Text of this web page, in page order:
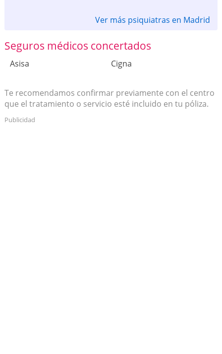
Ver más psiquiatras en Madrid
Seguros médicos concertados
Asisa Cigna
Te recomendamos confirmar previamente con el centro
que el tratamiento o servicio esté incluido en tu póliza.
Publicidad